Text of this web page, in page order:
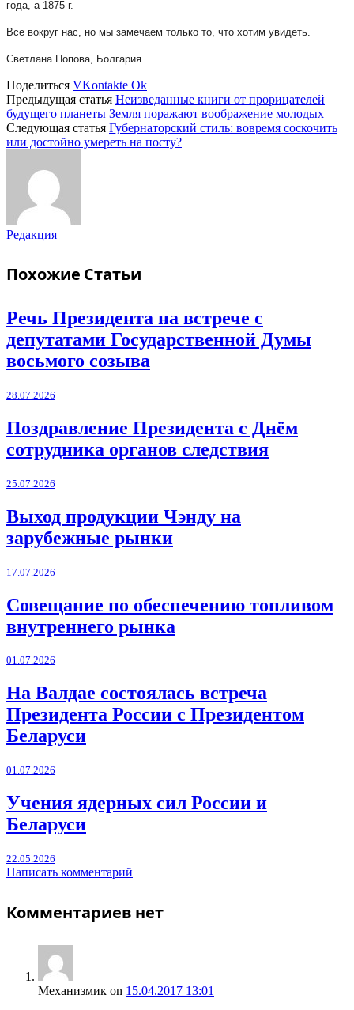
года, а 1875 г.
Все вокруг нас, но мы замечаем только то, что хотим увидеть.
Светлана Попова, Болгария
Поделиться VKontakte Ok
Предыдущая статья Неизведанные книги от прорицателей
будущего планеты Земля поражают воображение молодых
Следующая статья Губернаторский стиль: вовремя соскочить
или достойно умереть на посту?
Редакция
Похожие Статьи
Речь Президента на встрече с
депутатами Государственной Думы
восьмого созыва
28.07.2026
Поздравление Президента с Днём
сотрудника органов следствия
25.07.2026
Выход продукции Чэнду на
зарубежные рынки
17.07.2026
Совещание по обеспечению топливом
внутреннего рынка
01.07.2026
На Валдае состоялась встреча
Президента России с Президентом
Беларуси
01.07.2026
Учения ядерных сил России и
Беларуси
22.05.2026
Написать комментарий
Комментариев нет
Механизмик on 15.04.2017 13:01